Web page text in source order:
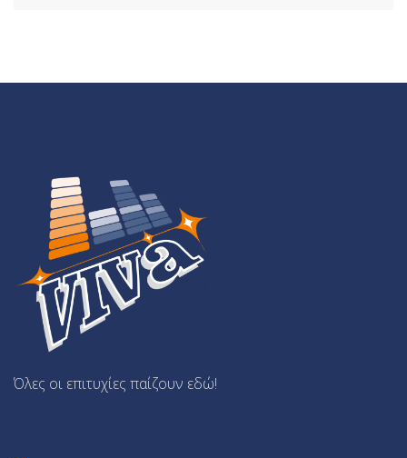
Όλες οι επιτυχίες παίζουν εδώ!